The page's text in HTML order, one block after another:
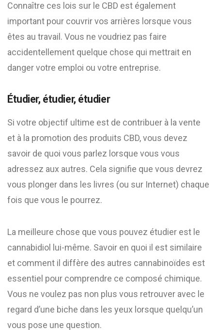
Connaître ces lois sur le CBD est également
important pour couvrir vos arrières lorsque vous
êtes au travail. Vous ne voudriez pas faire
accidentellement quelque chose qui mettrait en
danger votre emploi ou votre entreprise.
Étudier, étudier, étudier
Si votre objectif ultime est de contribuer à la vente
et à la promotion des produits CBD, vous devez
savoir de quoi vous parlez lorsque vous vous
adressez aux autres. Cela signifie que vous devrez
vous plonger dans les livres (ou sur Internet) chaque
fois que vous le pourrez.
La meilleure chose que vous pouvez étudier est le
cannabidiol lui-même. Savoir en quoi il est similaire
et comment il diffère des autres cannabinoïdes est
essentiel pour comprendre ce composé chimique.
Vous ne voulez pas non plus vous retrouver avec le
regard d’une biche dans les yeux lorsque quelqu’un
vous pose une question.